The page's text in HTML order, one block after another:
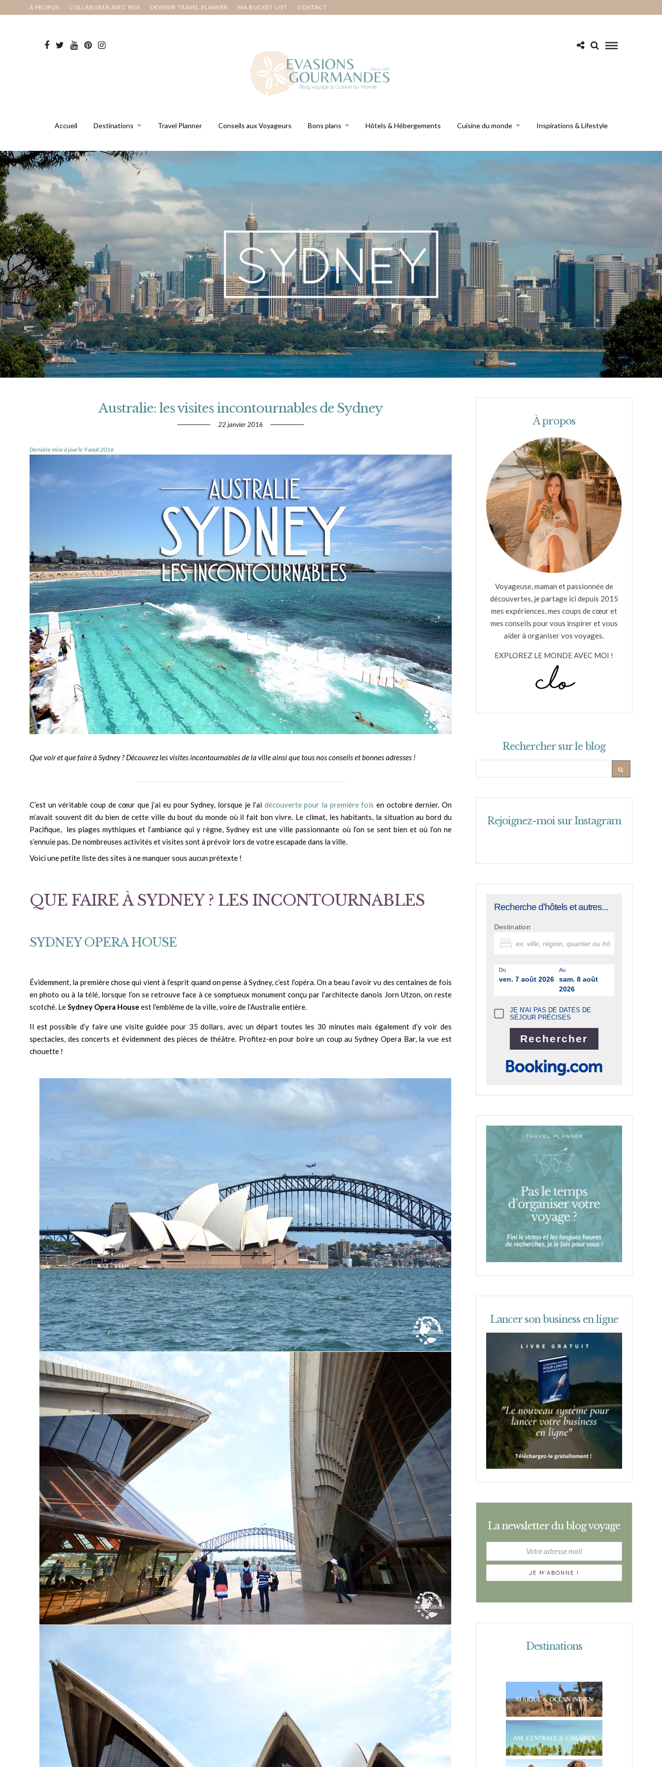
À PROPOS COLLABORER AVEC MOI DEVENIR TRAVEL PLANNER MA BUCKET LIST CONTACT
Accueil Destinations Travel Planner Conseils aux Voyageurs Bons plans Hôtels & Hébergements Cuisine du monde Inspirations & Lifestyle
Australie: les visites incontournables de Sydney
22 janvier 2016
Dernière mise à jour le 9 août 2016
Que voir et que faire à Sydney ? Découvrez les visites incontournables de la ville ainsi que tous nos conseils et bonnes adresses !
C’est un véritable coup de cœur que j’ai eu pour Sydney, lorsque je l’ai découverte pour la première fois en octobre dernier. On
m’avait souvent dit du bien de cette ville du bout du monde où il fait bon vivre. Le climat, les habitants, la situation au bord du
Pacifique, les plages mythiques et l’ambiance qui y règne, Sydney est une ville passionnante où l’on se sent bien et où l’on ne
s’ennuie pas. De nombreuses activités et visites sont à prévoir lors de votre escapade dans la ville.
Voici une petite liste des sites à ne manquer sous aucun prétexte !
QUE FAIRE À SYDNEY ? LES INCONTOURNABLES
SYDNEY OPERA HOUSE
Évidemment, la première chose qui vient à l’esprit quand on pense à Sydney, c’est l’opéra. On a beau l’avoir vu des centaines de fois
en photo ou à la télé, lorsque l’on se retrouve face à ce somptueux monument conçu par l’architecte danois Jorn Utzon, on reste
scotché. Le Sydney Opera House est l’emblème de la ville, voire de l’Australie entière.
Il est possible d’y faire une visite guidée pour 35 dollars, avec un départ toutes les 30 minutes mais également d’y voir des
spectacles, des concerts et évidemment des pièces de théâtre. Profitez-en pour boire un coup au Sydney Opera Bar, la vue est
chouette !
À propos
Voyageuse, maman et passionnée de
découvertes, je partage ici depuis 2015
mes expériences, mes coups de cœur et
mes conseils pour vous inspirer et vous
aider à organiser vos voyages.
EXPLOREZ LE MONDE AVEC MOI !
Rechercher sur le blog
Rejoignez-moi sur Instagram
Recherche d'hôtels et autres...
Destination
Du
ven. 7 août 2026
Au
sam. 8 août
2026
JE N'AI PAS DE DATES DE
SÉJOUR PRÉCISES
Lancer son business en ligne
La newsletter du blog voyage
Destinations